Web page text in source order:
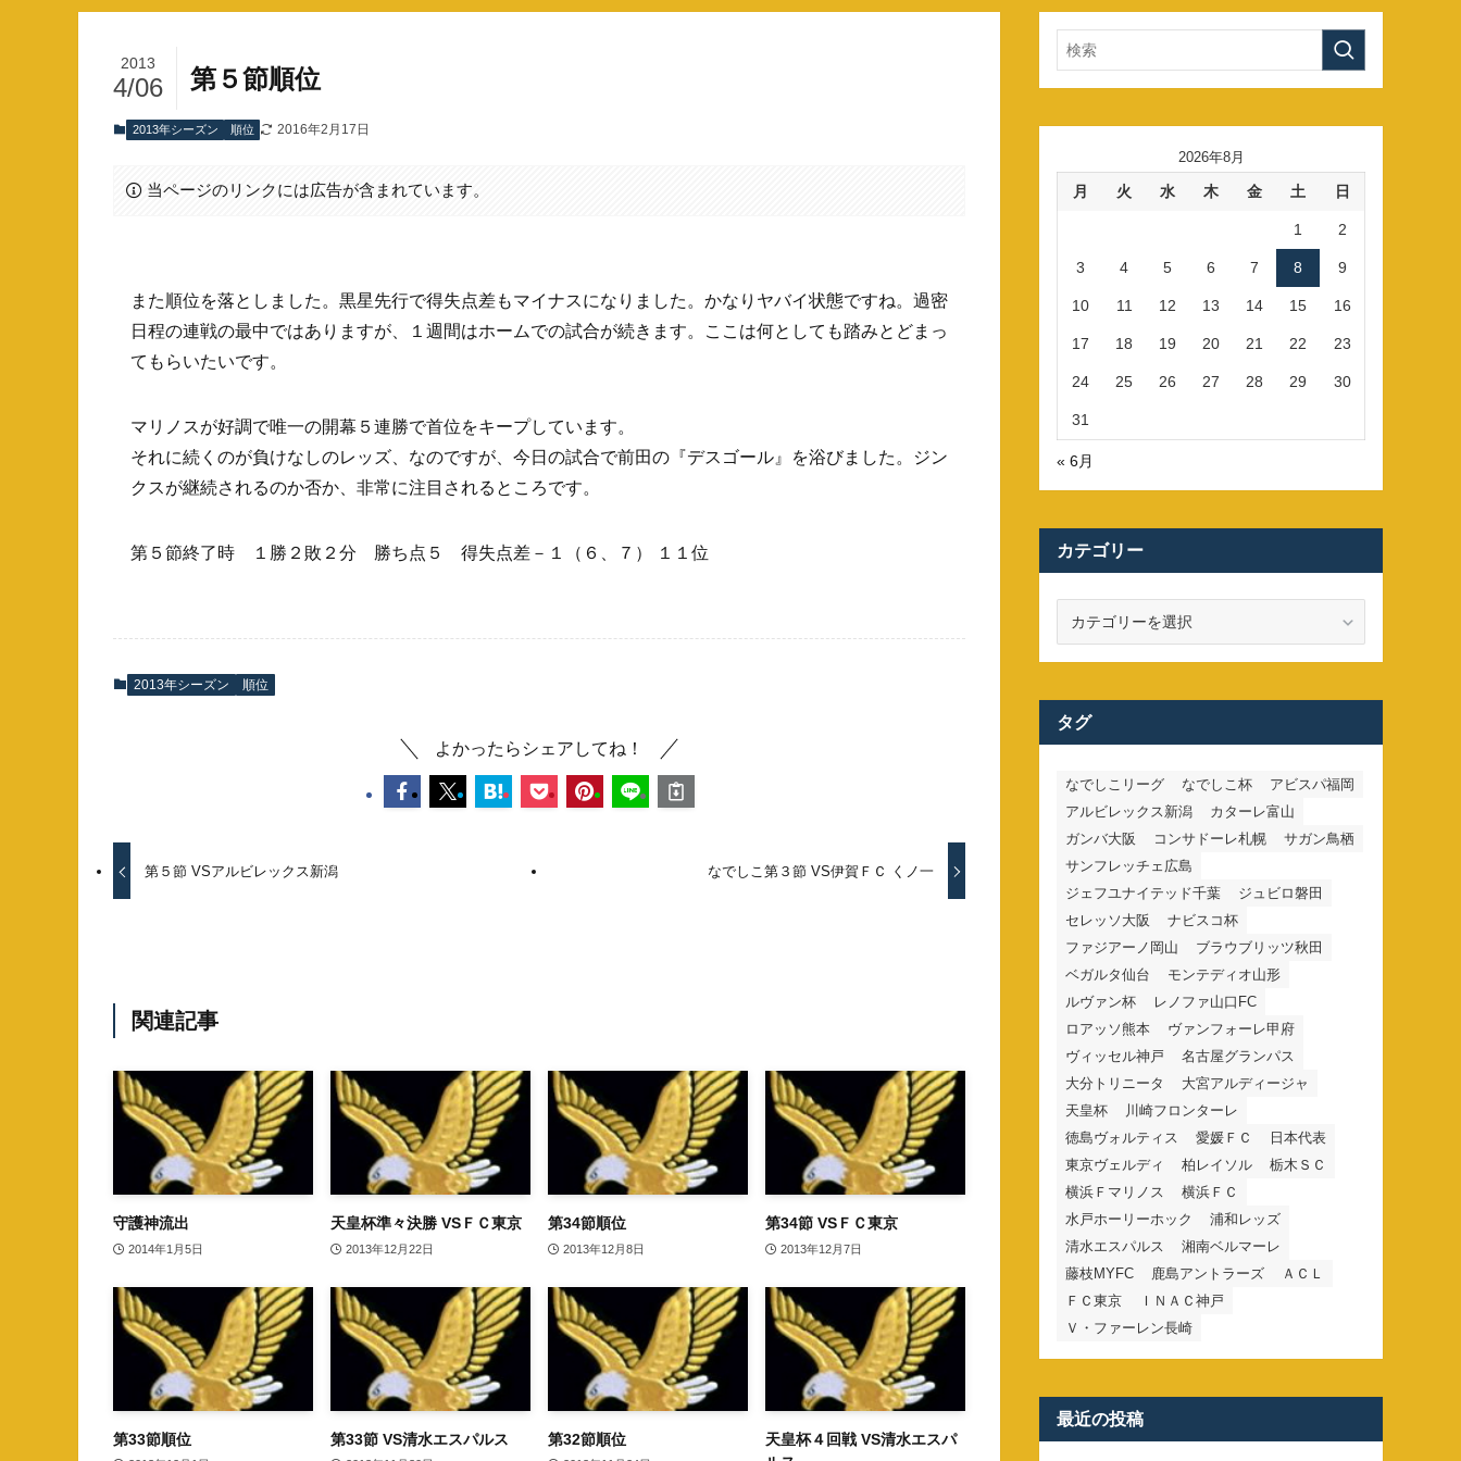
第５節順位
2013
4/06
2013年シーズン 順位 2016年2月17日
当ページのリンクには広告が含まれています。
また順位を落としました。黒星先行で得失点差もマイナスになりました。かなりヤバイ状態ですね。過密
日程の連戦の最中ではありますが、１週間はホームでの試合が続きます。ここは何としても踏みとどまっ
てもらいたいです。
マリノスが好調で唯一の開幕５連勝で首位をキープしています。
それに続くのが負けなしのレッズ、なのですが、今日の試合で前田の『デスゴール』を浴びました。ジン
クスが継続されるのか否か、非常に注目されるところです。
第５節終了時 １勝２敗２分 勝ち点５ 得失点差－１（６、７） １１位
2013年シーズン 順位
よかったらシェアしてね！
第５節 VSアルビレックス新潟 なでしこ第３節 VS伊賀ＦＣ くノ一
関連記事
守護神流出
2014年1月5日
天皇杯準々決勝 VSＦＣ東京
2013年12月22日
第34節順位
2013年12月8日
第34節 VSＦＣ東京
2013年12月7日
第33節順位 第33節 VS清水エスパルス 第32節順位
天皇杯４回戦 VS清水エスパ
2026年8月
月 火 水 木 金 土 日
1 2
3 4 5 6 7 8 9
10 11 12 13 14 15 16
17 18 19 20 21 22 23
24 25 26 27 28 29 30
31
« 6月
カテゴリー
ー
タグ
なでしこリーグ なでしこ杯
アビスパ福岡
アルビレックス新潟
カターレ富山
ガンバ大阪
コンサドーレ札幌
サガン鳥栖
サンフレッチェ広島
ジェフユナイテッド千葉
ジュビロ磐田
セレッソ大阪
ナビスコ杯
ファジアーノ岡山
ブラウブリッツ秋田
ベガルタ仙台
モンテディオ山形
ルヴァン杯
レノファ山口FC
ロアッソ熊本
ヴァンフォーレ甲府
ヴィッセル神戸
名古屋グランパス
大分トリニータ
大宮アルディージャ
天皇杯
川崎フロンターレ
徳島ヴォルティス
愛媛ＦＣ
日本代表
東京ヴェルディ
柏レイソル
栃木ＳＣ
横浜Ｆマリノス
横浜ＦＣ
水戸ホーリーホック
浦和レッズ
清水エスパルス
湘南ベルマーレ
藤枝MYFC
鹿島アントラーズ
ＡＣＬ
ＦＣ東京
ＩＮＡＣ神戸
Ｖ・ファーレン長崎
最近の投稿